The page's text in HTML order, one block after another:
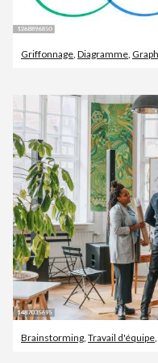
Griffonnage, Diagramme,
Brainstorming Travail d'équipe